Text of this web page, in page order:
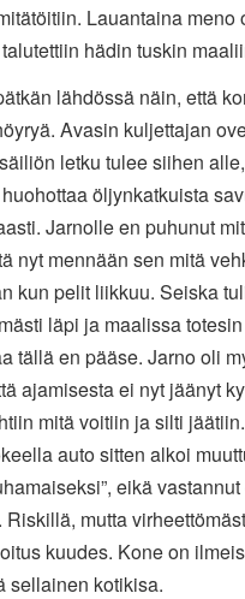
Lauantaina meno
hädin tuskin
lähdössä näin, että
Avasin kuljettajan
letku tulee siihen
öljynkatkuista
Jarnolle en puhunut
nyt mennään sen mitä
kun pelit liikkuu. Seiska
läpi ja maalissa
tällä en pääse. Jarno oli
ajamisesta ei nyt jäänyt
mitä voitiin ja silti
auto sitten alkoi
eikä
Riskillä, mutta
kuudes. Kone on
sellainen kotikisa.